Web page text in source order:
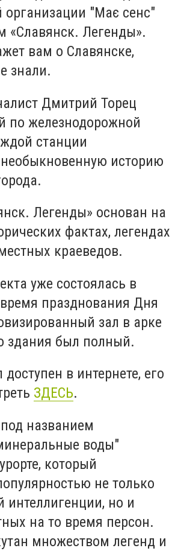
организации "Має сенс"
«Славянск. Легенды».
вам о Славянске,
знали.
Дмитрий Торец
по железнодорожной
станции
необыкновенную историю
Легенды» основан на
фактах, легендах
краеведов.
уже состоялась в
празднования Дня
зал в арке
здания был полный.
в интернете, его
ЗДЕСЬ.
названием
воды"
который
не только
интеллигенции, но и
на то время персон.
множеством легенд и